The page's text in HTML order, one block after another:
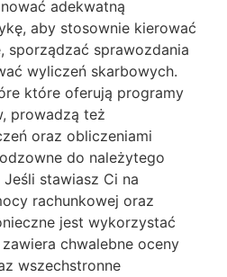
adekwatną
aby stosownie kierować
sporządzać sprawozdania
wyliczeń skarbowych.
które oferują programy
prowadzą też
oraz obliczeniami
do należytego
stawiasz Ci na
rachunkowej oraz
jest wykorzystać
chwalebne oceny
wszechstronne